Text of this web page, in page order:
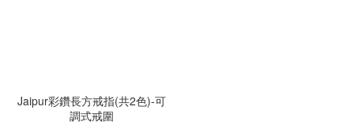
Jaipur彩鑽長方戒指(共2色)-可
調式戒圍